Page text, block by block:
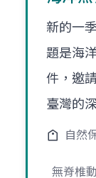
新的一
題是海
件，邀
臺灣的
自然
無脊椎